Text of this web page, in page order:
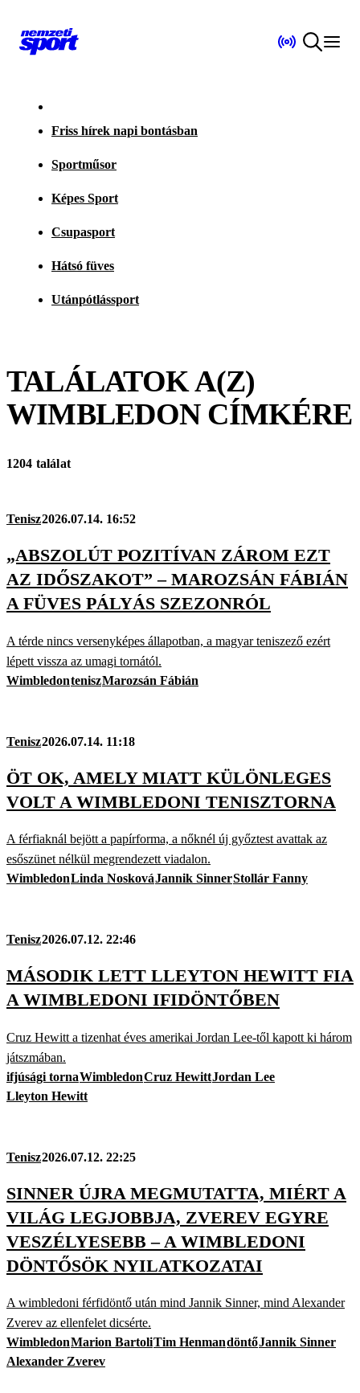
Friss hírek napi bontásban
Sportműsor
Képes Sport
Csupasport
Hátsó füves
Utánpótlássport
TALÁLATOK A(Z)
WIMBLEDONCÍMKÉRE
1204 találat
Tenisz2026.07.14. 16:52
„ABSZOLÚT POZITÍVAN ZÁROM EZT
AZ IDŐSZAKOT” – MAROZSÁN FÁBIÁN
A FÜVES PÁLYÁS SZEZONRÓL
A térde nincs versenyképes állapotban, a magyar teniszező ezért
lépett vissza az umagi tornától.
WimbledonteniszMarozsán Fábián
Tenisz2026.07.14. 11:18
ÖT OK, AMELY MIATT KÜLÖNLEGES
VOLT A WIMBLEDONI TENISZTORNA
A férfiaknál bejött a papírforma, a nőknél új győztest avattak az
esőszünet nélkül megrendezett viadalon.
WimbledonLinda NoskováJannik SinnerStollár Fanny
Tenisz2026.07.12. 22:46
MÁSODIK LETT LLEYTON HEWITT FIA
A WIMBLEDONI IFIDÖNTŐBEN
Cruz Hewitt a tizenhat éves amerikai Jordan Lee-től kapott ki három
játszmában.
ifjúsági tornaWimbledonCruz HewittJordan Lee
Lleyton Hewitt
Tenisz2026.07.12. 22:25
SINNER ÚJRA MEGMUTATTA, MIÉRT A
VILÁG LEGJOBBJA, ZVEREV EGYRE
VESZÉLYESEBB – A WIMBLEDONI
DÖNTŐSÖK NYILATKOZATAI
A wimbledoni férfidöntő után mind Jannik Sinner, mind Alexander
Zverev az ellenfelet dicsérte.
WimbledonMarion BartoliTim HenmandöntőJannik Sinner
Alexander Zverev